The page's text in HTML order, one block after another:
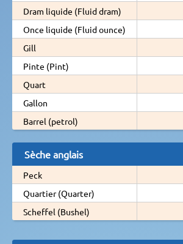
Dram liquide (Fluid dram)
Once liquide (Fluid ounce)
Gill
Pinte (Pint)
Quart
Gallon
Barrel (petrol)
Sèche anglais
Peck
Quartier (Quarter)
Scheffel (Bushel)